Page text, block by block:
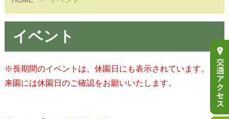
イベント
※長期間のイベントは、休園日にも表示されています。ご
来園には休園日のご確認をお願いいたします。